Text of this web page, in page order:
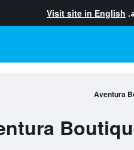
Visit site in English
Aventura